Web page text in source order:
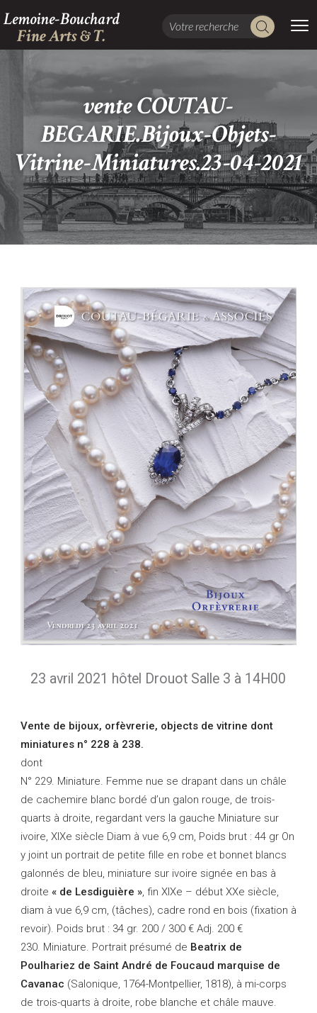
Lemoine-Bouchard
Fine Arts & T.
vente COUTAU-
BEGARIE.Bijoux-Objets-
Vitrine-Miniatures.23-04-2021
23 avril 2021 hôtel Drouot Salle 3 à 14H00
Vente de bijoux, orfèvrerie, objects de vitrine dont
miniatures n° 228 à 238.
dont
N° 229. Miniature. Femme nue se drapant dans un châle
de cachemire blanc bordé d’un galon rouge, de trois-
quarts à droite, regardant vers la gauche Miniature sur
ivoire, XIXe siècle Diam à vue 6,9 cm, Poids brut : 44 gr On
y joint un portrait de petite fille en robe et bonnet blancs
galonnés de bleu, miniature sur ivoire signée en bas à
droite « de Lesdiguière », fin XIXe – début XXe siècle,
diam à vue 6,9 cm, (tâches), cadre rond en bois (fixation à
revoir). Poids brut : 34 gr. 200 / 300 € Adj. 200 €
230. Miniature. Portrait présumé de Beatrix de
Poulhariez de Saint André de Foucaud marquise de
Cavanac (Salonique, 1764-Montpellier, 1818), à mi-corps
de trois-quarts à droite, robe blanche et châle mauve.